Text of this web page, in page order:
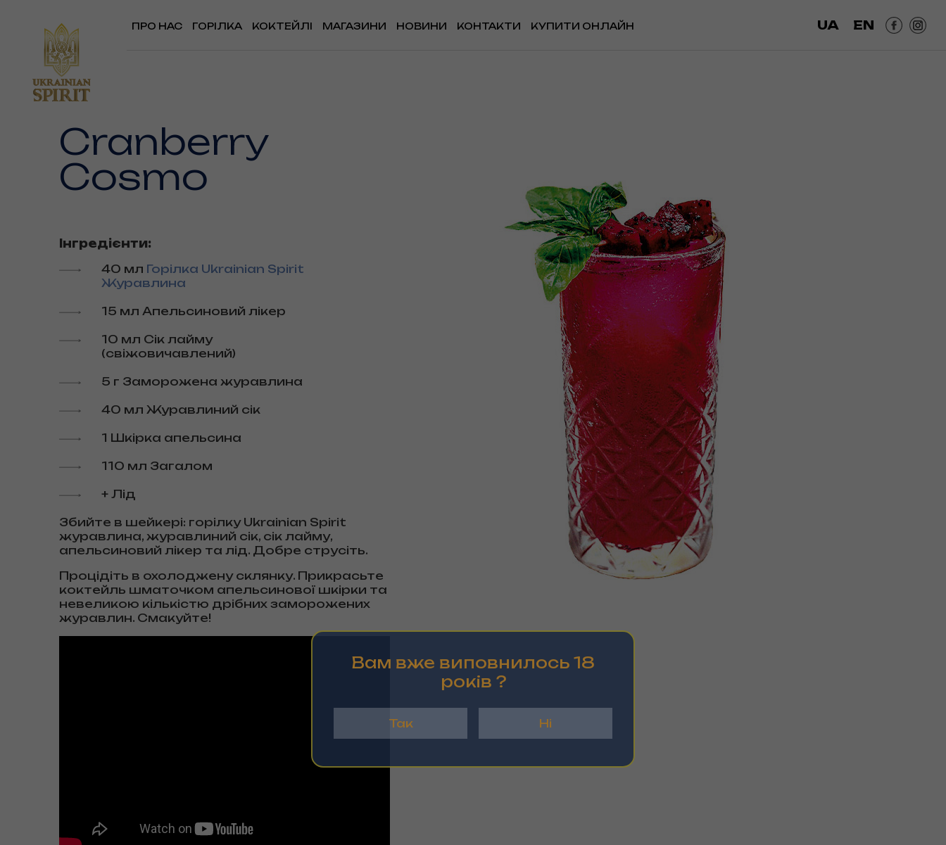
ПРО НАС ГОРІЛКА КОКТЕЙЛІ МАГАЗИНИ НОВИНИ КОНТАКТИ КУПИТИ ОНЛАЙН UA EN
Cranberry
Cosmo
Інгредієнти:
40 мл Горілка Ukrainian Spirit
Журавлина
15 мл Апельсиновий лікер
10 мл Сік лайму
(свіжовичавлений)
5 г Заморожена журавлина
40 мл Журавлиний сік
1 Шкірка апельсина
110 мл Загалом
+ Лід
Збийте в шейкері: горілку Ukrainian Spirit
журавлина, журавлиний сік, сік лайму,
апельсиновий лікер та лід. Добре струсіть.
Процідіть в охолоджену склянку. Прикрасьте
коктейль шматочком апельсинової шкірки та
невеликою кількістю дрібних заморожених
журавлин. Смакуйте!
Вам вже виповнилось 18
рокiв ?
Так Ні